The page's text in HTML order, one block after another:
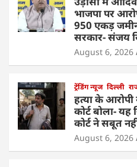
भाजपा पर
950 एकड़
सरकार- संजय
August 6, 2026
ट्रेंडिंग न्यूज दिल्ली
हत्या के
कोर्ट बोला- यह
कोर्ट ने सबूत
August 6, 2026